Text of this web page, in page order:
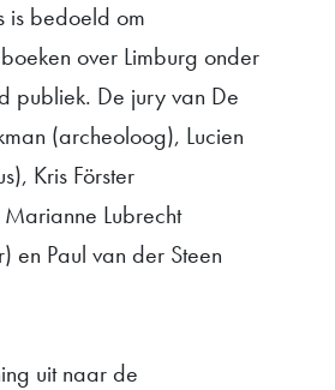
is bedoeld om
over Limburg onder
publiek. De jury van De
(archeoloog), Lucien
Kris Förster
Lubrecht
en Paul van der Steen
uit naar de